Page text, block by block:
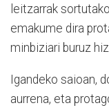
leitzarrak
emakume dira
minbiziari buruz
Igandeko saioan,
aurrena, eta